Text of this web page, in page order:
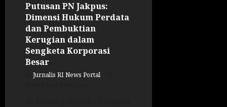
Putusan PN Jakpus:
Dimensi Hukum Perdata
dan Pembuktian
Kerugian dalam
Sengketa Korporasi
Besar
Jurnalis RI News Portal